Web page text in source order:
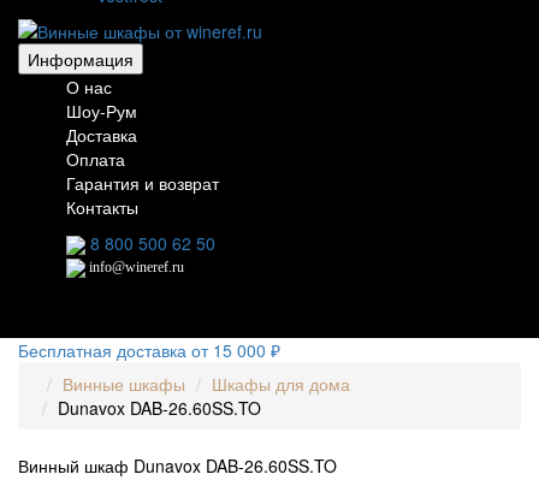
Информация
О нас
Шоу-Рум
Доставка
Оплата
Гарантия и возврат
Контакты
8 800 500 62 50
info@wineref.ru
Бесплатная доставка от 15 000 ₽
Винные шкафы
Шкафы для дома
Dunavox DAB-26.60SS.TO
Винный шкаф Dunavox DAB-26.60SS.TO